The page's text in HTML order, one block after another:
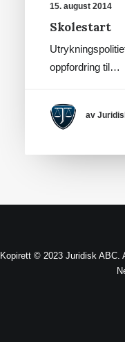
15. august 2014
Skolestart
oppfordring til…
av
Kopirett © 2023 Juridisk ABC.